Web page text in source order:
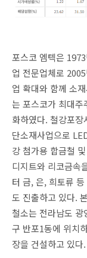
포스코 엠텍은
업 전문업체로
업 확대와 함께 소
는 포스코가 최대
화하였다. 철강포
단소재사업으로
강 첨가용 합금철
디지트와 리코금속
터 금, 은, 희토류
도 진출하고 있다.
철소는 전라남도
구 반포1동에 위치
장을 건설하고 있다.